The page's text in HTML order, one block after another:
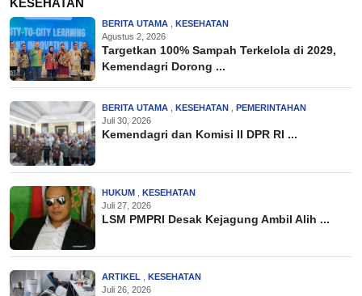
KESEHATAN
BERITA UTAMA
KESEHATAN
Agustus 2, 2026
Targetkan 100% Sampah Terkelola di 2029,
Kemendagri Dorong ...
BERITA UTAMA , KESEHATAN , PEMERINTAHAN
Juli 30, 2026
Kemendagri dan Komisi II DPR RI ...
HUKUM
KESEHATAN
Juli 27, 2026
LSM PMPRI Desak Kejagung Ambil Alih ...
ARTIKEL , KESEHATAN
Juli 26, 2026